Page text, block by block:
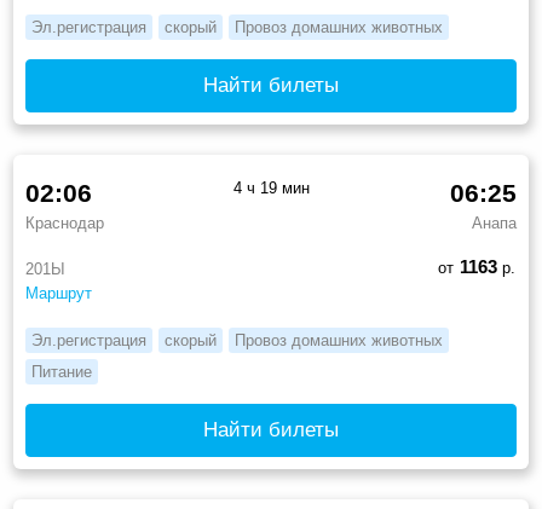
Эл.регистрация скорый Провоз домашних животных
Найти билеты
201Ы
Маршрут
02:06
Краснодар
06:25
Анапа
4 ч 19 мин
от 1163р.
Эл.регистрация скорый
Провоз домашних животных
Питание
Найти билеты